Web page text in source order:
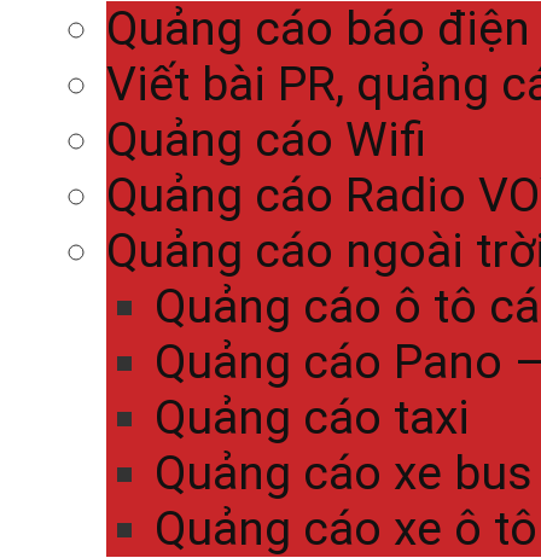
Quảng cáo báo
Viết bài PR, quảng
Quảng cáo Wifi
Quảng cáo Radio
Quảng cáo ngoài
Quảng cáo ô tô
Quảng cáo Pano
Quảng cáo taxi
Quảng cáo xe bus
Quảng cáo xe ô